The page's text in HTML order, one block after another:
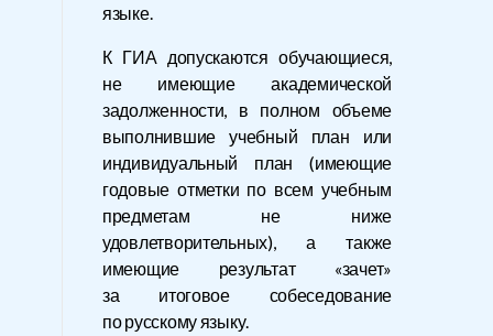
языке.
К ГИА допускаются обучающиеся,
не имеющие академической
задолженности, в полном объеме
выполнившие учебный план или
индивидуальный план (имеющие
годовые отметки по всем учебным
предметам не ниже
удовлетворительных), а также
имеющие результат «зачет»
за итоговое собеседование
по русскому языку.